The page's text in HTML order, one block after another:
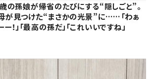
の孫娘が帰省のたびにする“隠しごと”。
が見つけた“まさかの光景”に……「わぁ
ー！」「最高の孫だ」「これいいですね」